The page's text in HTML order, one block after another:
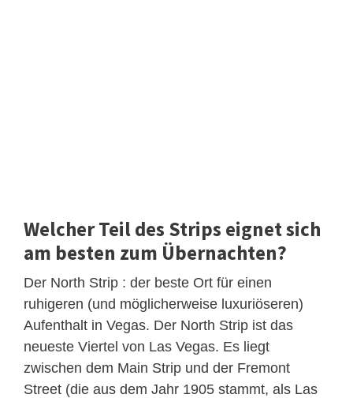
Welcher Teil des Strips eignet sich
am besten zum Übernachten?
Der North Strip : der beste Ort für einen
ruhigeren (und möglicherweise luxuriöseren)
Aufenthalt in Vegas. Der North Strip ist das
neueste Viertel von Las Vegas. Es liegt
zwischen dem Main Strip und der Fremont
Street (die aus dem Jahr 1905 stammt, als Las